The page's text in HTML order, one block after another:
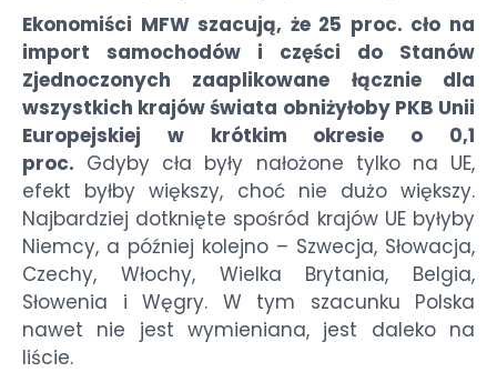
Ekonomiści MFW szacują, że 25 proc. cło na
import samochodów i części do Stanów
Zjednoczonych zaaplikowane łącznie dla
wszystkich krajów świata obniżyłoby PKB Unii
Europejskiej w krótkim okresie o 0,1
proc. Gdyby cła były nałożone tylko na UE,
efekt byłby większy, choć nie dużo większy.
Najbardziej dotknięte spośród krajów UE byłyby
Niemcy, a później kolejno – Szwecja, Słowacja,
Czechy, Włochy, Wielka Brytania, Belgia,
Słowenia i Węgry. W tym szacunku Polska
nawet nie jest wymieniana, jest daleko na
liście.